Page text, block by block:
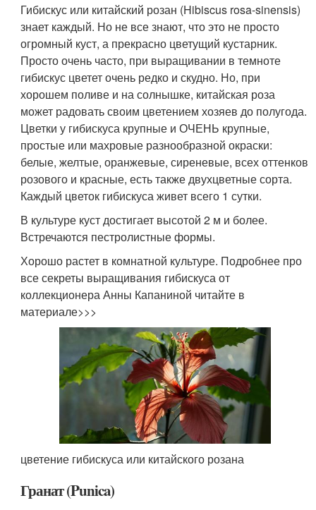
Гибискус или китайский розан (Hibiscus rosa-sinensis)
знает каждый. Но не все знают, что это не просто
огромный куст, а прекрасно цветущий кустарник.
Просто очень часто, при выращивании в темноте
гибискус цветет очень редко и скудно. Но, при
хорошем поливе и на солнышке, китайская роза
может радовать своим цветением хозяев до полугода.
Цветки у гибискуса крупные и ОЧЕНЬ крупные,
простые или махровые разнообразной окраски:
белые, желтые, оранжевые, сиреневые, всех оттенков
розового и красные, есть также двухцветные сорта.
Каждый цветок гибискуса живет всего 1 сутки.
В культуре куст достигает высотой 2 м и более.
Встречаются пестролистные формы.
Хорошо растет в комнатной культуре. Подробнее про
все секреты выращивания гибискуса от
коллекционера Анны Капаниной читайте в
материале>>>
цветение гибискуса или китайского розана
Гранат (Punica)